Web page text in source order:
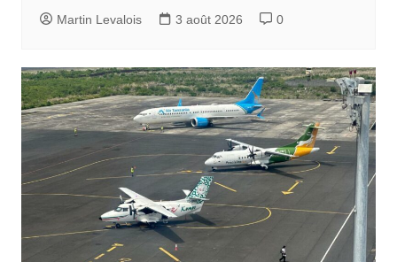
Martin Levalois 3 août 2026 0